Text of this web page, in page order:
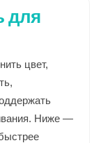
для
цвет,
Ниже —